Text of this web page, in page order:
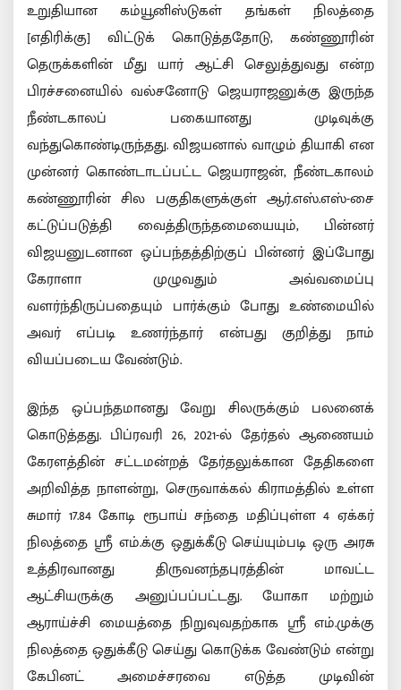
உறுதியான கம்யூனிஸ்டுகள் தங்கள் நிலத்தை
[எதிரிக்கு] விட்டுக் கொடுத்ததோடு, கண்ணூரின்
தெருக்களின் மீது யார் ஆட்சி செலுத்துவது என்ற
பிரச்சனையில் வல்சனோடு ஜெயராஜனுக்கு இருந்த
நீண்டகாலப் பகையானது முடிவுக்கு
வந்துகொண்டிருந்தது. விஜயனால் வாழும் தியாகி என
முன்னர் கொண்டாடப்பட்ட ஜெயராஜன், நீண்டகாலம்
கண்ணூரின் சில பகுதிகளுக்குள் ஆர்.எஸ்.எஸ்-சை
கட்டுப்படுத்தி வைத்திருந்தமையையும், பின்னர்
விஜயனுடனான ஒப்பந்தத்திற்குப் பின்னர் இப்போது
கேராளா முழுவதும் அவ்வமைப்பு
வளர்ந்திருப்பதையும் பார்க்கும் போது உண்மையில்
அவர் எப்படி உணர்ந்தார் என்பது குறித்து நாம்
வியப்படைய வேண்டும்.
இந்த ஒப்பந்தமானது வேறு சிலருக்கும் பலனைக்
கொடுத்தது. பிப்ரவரி 26, 2021-ல் தேர்தல் ஆணையம்
கேரளத்தின் சட்டமன்றத் தேர்தலுக்கான தேதிகளை
அறிவித்த நாளன்று, செருவாக்கல் கிராமத்தில் உள்ள
சுமார் 17.84 கோடி ரூபாய் சந்தை மதிப்புள்ள 4 ஏக்கர்
நிலத்தை ஸ்ரீ எம்.க்கு ஒதுக்கீடு செய்யும்படி ஒரு அரசு
உத்திரவானது திருவனந்தபுரத்தின் மாவட்ட
ஆட்சியருக்கு அனுப்பப்பட்டது. யோகா மற்றும்
ஆராய்ச்சி மையத்தை நிறுவுவதற்காக ஸ்ரீ எம்.முக்கு
நிலத்தை ஒதுக்கீடு செய்து கொடுக்க வேண்டும் என்று
கேபினட் அமைச்சரவை எடுத்த முடிவின்